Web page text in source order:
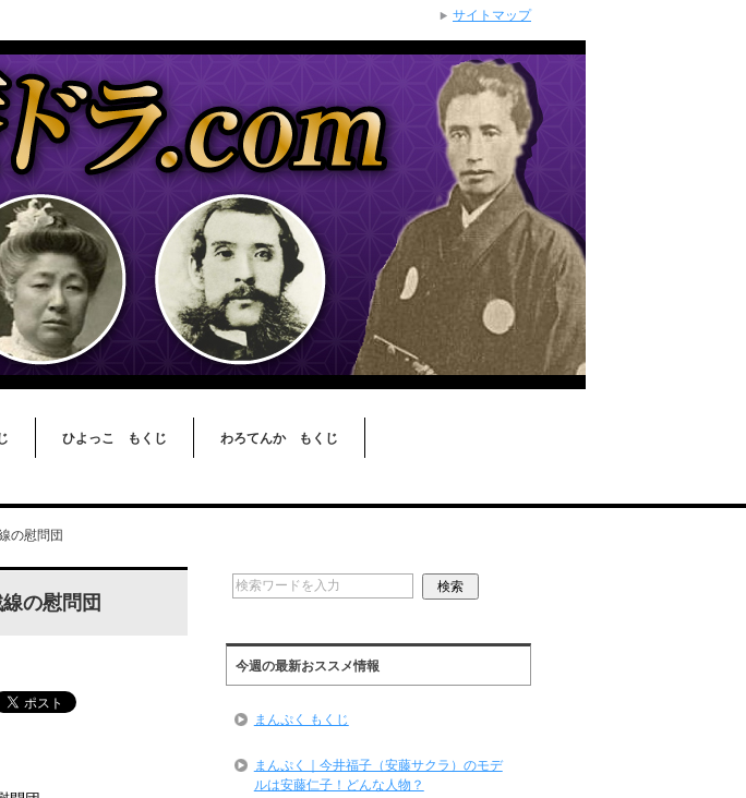
ひよっこ もくじ わろてんか もくじ
の慰問団
の慰問団
今週の最新おススメ情報
まんぷく もくじ
まんぷく｜今井福子（安藤サクラ）のモデ
ルは安藤仁子！どんな人物？
サイトマップ